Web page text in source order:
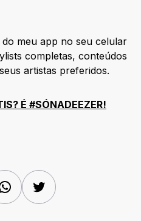
meu app no seu celular
completas, conteúdos
artistas preferidos.
É #SÓNADEEZER!
WhatsAppTwitter